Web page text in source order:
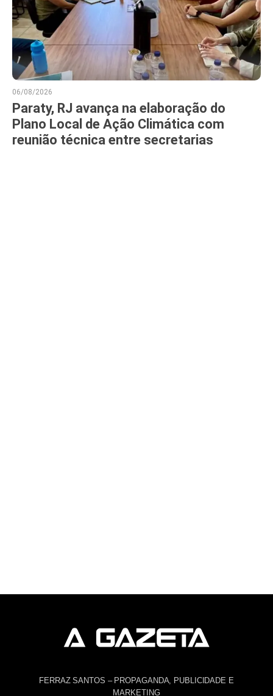
06/08/2026
Paraty, RJ avança na elaboração do
Plano Local de Ação Climática com
reunião técnica entre secretarias
FERRAZ SANTOS – PROPAGANDA, PUBLICIDADE E
MARKETING